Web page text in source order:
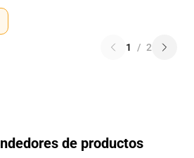
1 / 2
de productos